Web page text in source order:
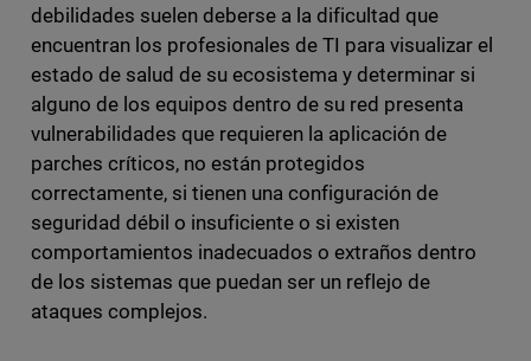
debilidades suelen deberse a la dificultad que
encuentran los profesionales de TI para visualizar el
estado de salud de su ecosistema y determinar si
alguno de los equipos dentro de su red presenta
vulnerabilidades que requieren la aplicación de
parches críticos, no están protegidos
correctamente, si tienen una configuración de
seguridad débil o insuficiente o si existen
comportamientos inadecuados o extraños dentro
de los sistemas que puedan ser un reflejo de
ataques complejos.